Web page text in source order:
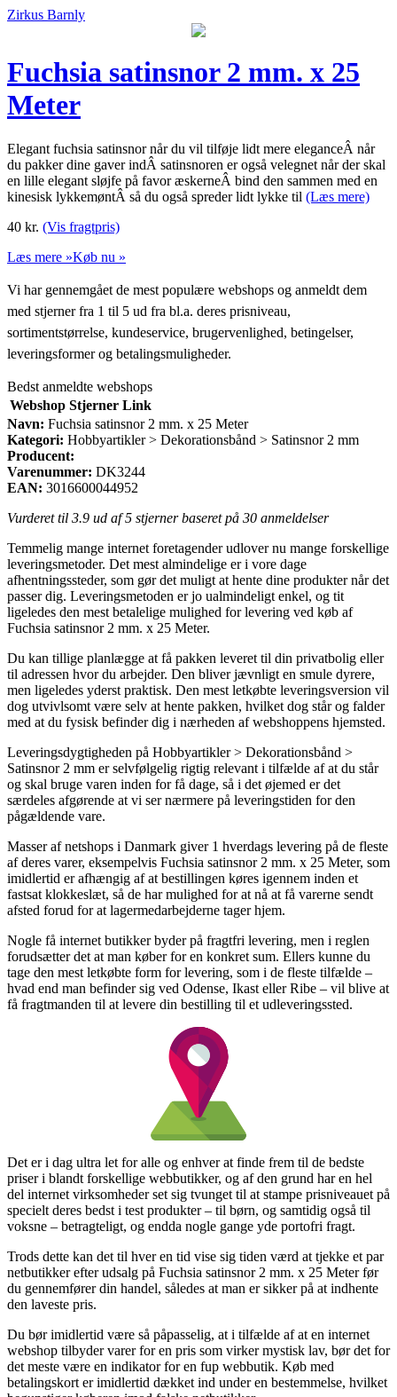
Zirkus Barnly
Fuchsia satinsnor 2 mm. x 25
Meter
Elegant fuchsia satinsnor når du vil tilføje lidt mere eleganceÂ når
du pakker dine gaver indÂ satinsnoren er også velegnet når der skal
en lille elegant sløjfe på favor æskerneÂ bind den sammen med en
kinesisk lykkemøntÂ så du også spreder lidt lykke til (Læs mere)
40 kr. (Vis fragtpris)
Læs mere »Køb nu »
Vi har gennemgået de mest populære webshops og anmeldt dem
med stjerner fra 1 til 5 ud fra bl.a. deres prisniveau,
sortimentstørrelse, kundeservice, brugervenlighed, betingelser,
leveringsformer og betalingsmuligheder.
Bedst anmeldte webshops
Webshop Stjerner Link
Navn: Fuchsia satinsnor 2 mm. x 25 Meter
Kategori: Hobbyartikler > Dekorationsbånd > Satinsnor 2 mm
Producent:
Varenummer: DK3244
EAN: 3016600044952
Vurderet til 3.9 ud af 5 stjerner baseret på 30 anmeldelser
Temmelig mange internet foretagender udlover nu mange forskellige
leveringsmetoder. Det mest almindelige er i vore dage
afhentningssteder, som gør det muligt at hente dine produkter når det
passer dig. Leveringsmetoden er jo ualmindeligt enkel, og tit
ligeledes den mest betalelige mulighed for levering ved køb af
Fuchsia satinsnor 2 mm. x 25 Meter.
Du kan tillige planlægge at få pakken leveret til din privatbolig eller
til adressen hvor du arbejder. Den bliver jævnligt en smule dyrere,
men ligeledes yderst praktisk. Den mest letkøbte leveringsversion vil
dog utvivlsomt være selv at hente pakken, hvilket dog står og falder
med at du fysisk befinder dig i nærheden af webshoppens hjemsted.
Leveringsdygtigheden på Hobbyartikler > Dekorationsbånd >
Satinsnor 2 mm er selvfølgelig rigtig relevant i tilfælde af at du står
og skal bruge varen inden for få dage, så i det øjemed er det
særdeles afgørende at vi ser nærmere på leveringstiden for den
pågældende vare.
Masser af netshops i Danmark giver 1 hverdags levering på de fleste
af deres varer, eksempelvis Fuchsia satinsnor 2 mm. x 25 Meter, som
imidlertid er afhængig af at bestillingen køres igennem inden et
fastsat klokkeslæt, så de har mulighed for at nå at få varerne sendt
afsted forud for at lagermedarbejderne tager hjem.
Nogle få internet butikker byder på fragtfri levering, men i reglen
forudsætter det at man køber for en konkret sum. Ellers kunne du
tage den mest letkøbte form for levering, som i de fleste tilfælde –
hvad end man befinder sig ved Odense, Ikast eller Ribe – vil blive at
få fragtmanden til at levere din bestilling til et udleveringssted.
Det er i dag ultra let for alle og enhver at finde frem til de bedste
priser i blandt forskellige webbutikker, og af den grund har en hel
del internet virksomheder set sig tvunget til at stampe prisniveauet på
specielt deres bedst i test produkter – til børn, og samtidig også til
voksne – betragteligt, og endda nogle gange yde portofri fragt.
Trods dette kan det til hver en tid vise sig tiden værd at tjekke et par
netbutikker efter udsalg på Fuchsia satinsnor 2 mm. x 25 Meter før
du gennemfører din handel, således at man er sikker på at indhente
den laveste pris.
Du bør imidlertid være så påpasselig, at i tilfælde af at en internet
webshop tilbyder varer for en pris som virker mystisk lav, bør det for
det meste være en indikator for en fup webbutik. Køb med
betalingskort er imidlertid dækket ind under en bestemmelse, hvilket